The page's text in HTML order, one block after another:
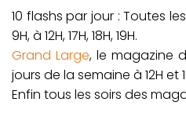
10 flashs par jour : Toutes
9H, à 12H, 17H, 18H, 19H.
Grand Large, le magazine
jours de la semaine à 12H et
Enfin tous les soirs des